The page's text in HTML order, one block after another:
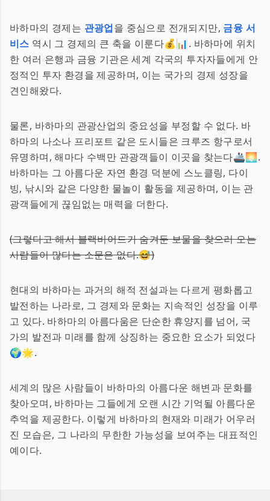
바하마의 경제는 관광업을 중심으로 전개되지만, 금융 서
비스 역시 그 경제의 큰 축을 이룬다💰📊. 바하마에 위치
한 여러 은행과 금융 기관은 세계 각국의 투자자들에게 안
정적인 투자 환경을 제공하며, 이는 국가의 경제 성장을
견인해왔다.
물론, 바하마의 관광산업의 중요성을 부정할 수 없다. 바
하마의 나소나 프리포트 같은 도시들은 크루즈 항구로서
유명하며, 해마다 수백만 관광객들이 이곳을 찾는다🚢🌅.
바하마는 그 아름다운 자연 환경 덕분에 스노클링, 다이
빙, 낚시와 같은 다양한 물놀이 활동을 제공하며, 이는 관
광객들에게 끊임없는 매력을 더한다.
(그렇다고 해서 블랙비어드가 숨겨둔 보물을 찾으러 오는
사람들이 많다는 소문은 없다.😅)
현대의 바하마는 과거의 해적 전설과는 다르게 평화롭고
발전하는 나라로, 그 경제와 문화는 지속적인 성장을 이루
고 있다. 바하마의 아름다움은 단순한 휴양지를 넘어, 국
가의 발전과 미래를 함께 상징하는 중요한 요소가 되었다
🌍🌟.
세계의 많은 사람들이 바하마의 아름다운 해변과 문화를
찾아오며, 바하마는 그들에게 오랜 시간 기억될 아름다운
추억을 제공한다. 이렇게 바하마의 현재와 미래가 어우러
진 모습은, 그 나라의 무한한 가능성을 보여주는 대표적인
예이다.